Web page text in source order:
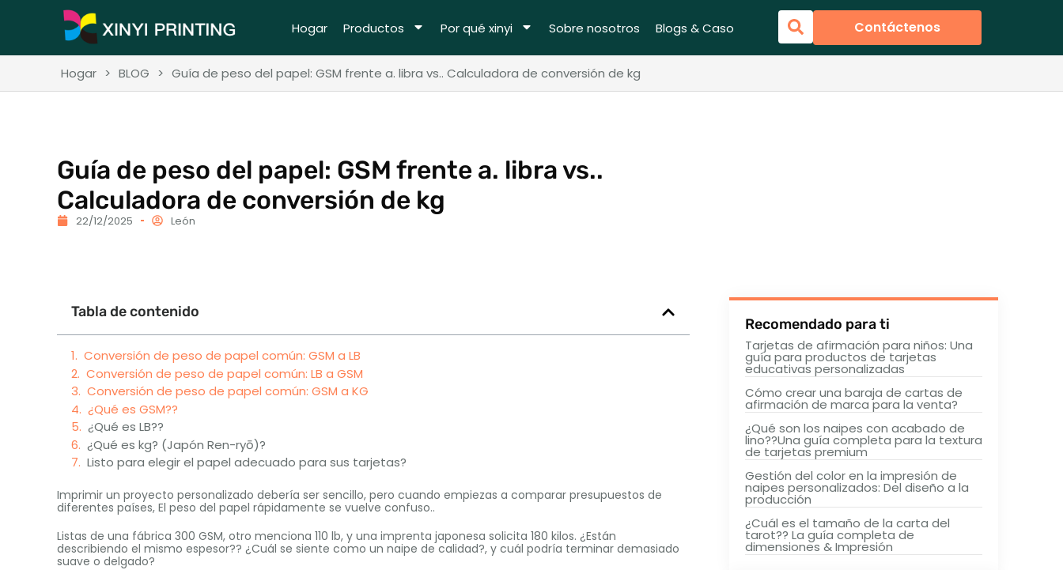
Hogar Productos Por qué xinyi Sobre nosotros Blogs & Caso Contáctenos
Hogar > BLOG > Guía de peso del papel: GSM frente a. libra vs.. Calculadora de conversión de kg
Guía de peso del papel: GSM frente a. libra vs..
Calculadora de conversión de kg
22/12/2025 León
Tabla de contenido
Conversión de peso de papel común: GSM a LB
Conversión de peso de papel común: LB a GSM
Conversión de peso de papel común: GSM a KG
¿Qué es GSM??
¿Qué es LB??
¿Qué es kg? (Japón Ren-ryō)?
Listo para elegir el papel adecuado para sus tarjetas?
Imprimir un proyecto personalizado debería ser sencillo, pero cuando empiezas a comparar presupuestos de
diferentes países, El peso del papel rápidamente se vuelve confuso..
Listas de una fábrica 300 GSM, otro menciona 110 lb, y una imprenta japonesa solicita 180 kilos. ¿Están
describiendo el mismo espesor?? ¿Cuál se siente como un naipe de calidad?, y cuál podría terminar demasiado
suave o delgado?
Recomendado para ti
Tarjetas de afirmación para niños: Una
guía para productos de tarjetas
educativas personalizadas
Cómo crear una baraja de cartas de
afirmación de marca para la venta?
¿Qué son los naipes con acabado de
lino??Una guía completa para la textura
de tarjetas premium
Gestión del color en la impresión de
naipes personalizados: Del diseño a la
producción
¿Cuál es el tamaño de la carta del
tarot?? La guía completa de
dimensiones & Impresión